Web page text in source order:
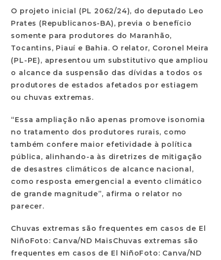
O projeto inicial (PL 2062/24), do deputado Leo
Prates (Republicanos-BA), previa o benefício
somente para produtores do Maranhão,
Tocantins, Piauí e Bahia. O relator, Coronel Meira
(PL-PE), apresentou um substitutivo que ampliou
o alcance da suspensão das dívidas a todos os
produtores de estados afetados por estiagem
ou chuvas extremas.
“Essa ampliação não apenas promove isonomia
no tratamento dos produtores rurais, como
também confere maior efetividade à política
pública, alinhando-a às diretrizes de mitigação
de desastres climáticos de alcance nacional,
como resposta emergencial a evento climático
de grande magnitude”, afirma o relator no
parecer.
Chuvas extremas são frequentes em casos de El
NiñoFoto: Canva/ND MaisChuvas extremas são
frequentes em casos de El NiñoFoto: Canva/ND